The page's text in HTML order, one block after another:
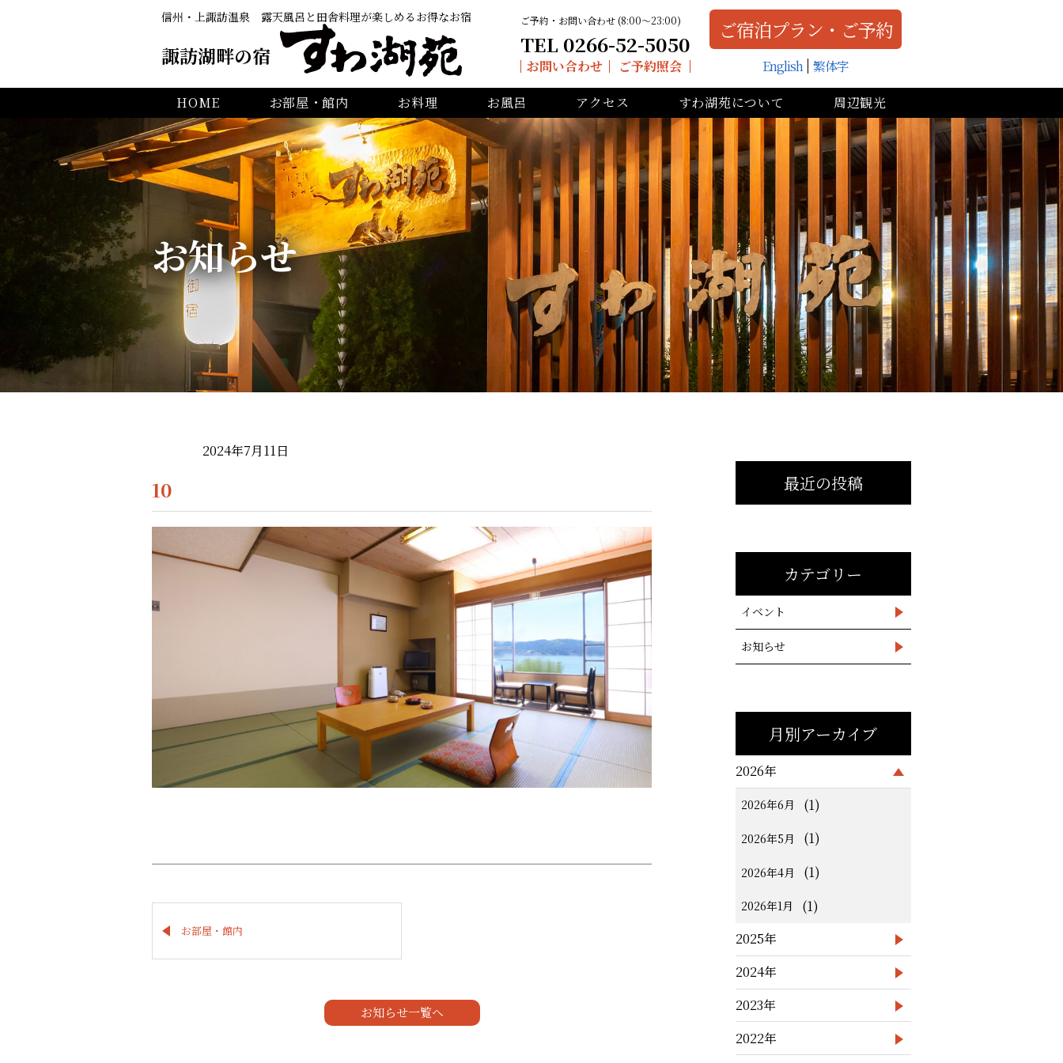
信州・上諏訪温泉 露天風呂と田舎料理が楽しめるお得なお宿
諏訪湖畔の宿
ご予約・お問い合わせ (8:00〜23:00)
TEL 0266-52-5050
お問い合わせ ご予約照会
ご宿泊プラン・ご予約
English 繁体字
HOME
お部屋・館内 お料理 お風呂 アクセス すわ湖苑について 周辺観光
お知らせ
2024年7月11日
10
お部屋・館内
お知らせ一覧へ
最近の投稿
カテゴリー
イベント
お知らせ
月別アーカイブ
2026年
2026年6月 (1)
2026年5月 (1)
2026年4月 (1)
2026年1月
(1)
2025年
2024年
2023年
2022年